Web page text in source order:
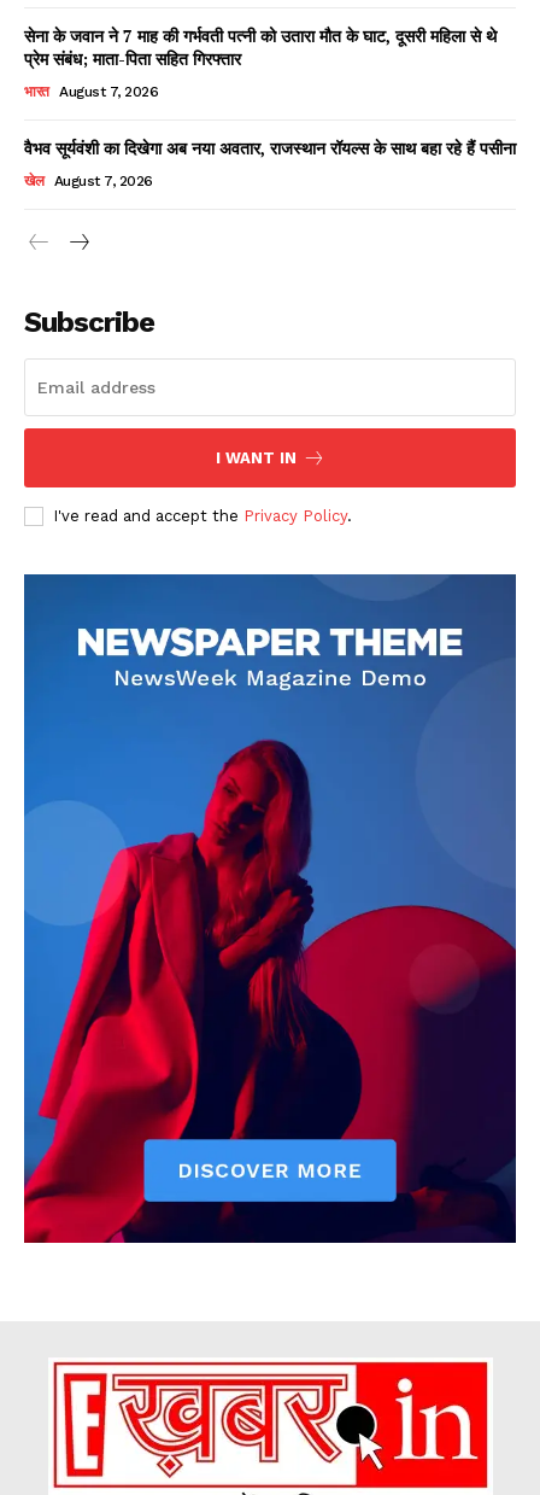
Contact us
Subscription Plans
My account
सेना के जवान ने 7 माह की गर्भवती पत्नी को उतारा मौत के घाट, दूसरी महिला से थे
प्रेम संबंध; माता-पिता सहित गिरफ्तार
भारत August 7, 2026
वैभव सूर्यवंशी का दिखेगा अब नया अवतार, राजस्थान रॉयल्स के साथ बहा रहे हैं पसीना
खेल August 7, 2026
Subscribe
I WANT IN
I've read and accept the Privacy Policy.